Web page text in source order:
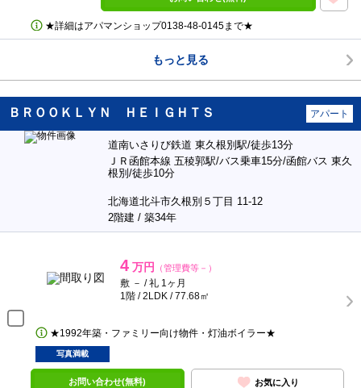
★詳細はアパマンショップ0138‐48‐0145まで★
もっと見る
ＢＲＯＯＫＬＹＮ ＨＥＩＧＨＴＳ アパート
道南いさりび鉄道 東久根別駅/徒歩13分
ＪＲ函館本線 五稜郭駅/バス乗車15分/函館バス 東久
根別/徒歩10分
北海道北斗市久根別５丁目 11-12
2階建 / 築34年
4 万円 （管理費等－）
敷 － / 礼 1ヶ月
1階 / 2LDK / 77.68㎡
★1992年築・ファミリー向け物件・灯油ボイラー★
写真満載
お問い合わせ(無料) お気に入り